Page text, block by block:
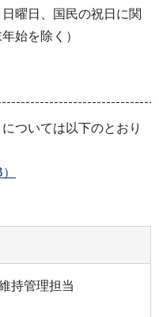
民の祝日に関
始を除く）
ついては以下のとおり
持管理担当